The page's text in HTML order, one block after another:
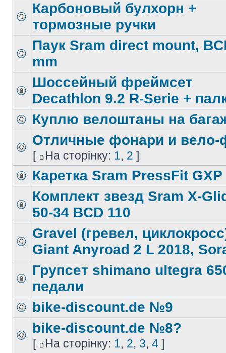
Карбоновый булхорн +
тормозные ручки
Паук Sram direct mount,
mm
Шоссейный фреймсет
Decathlon 9.2 R-Serie +
Куплю велоштаны на
Отличные фонари и
[ На сторінку: 1, 2 ]
Каретка Sram PressFit GXP
Комплект звезд Sram X-
50-34 BCD 110
Gravel (гревел,
Giant Anyroad 2 L 2018,
Групсет shimano ultegra
педали
bike-discount.de №9
bike-discount.de №8?
[ На сторінку: 1, 2, 3, 4 ]